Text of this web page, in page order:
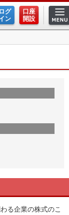
ログ
ン
口座
開設
る企業の株式のこ